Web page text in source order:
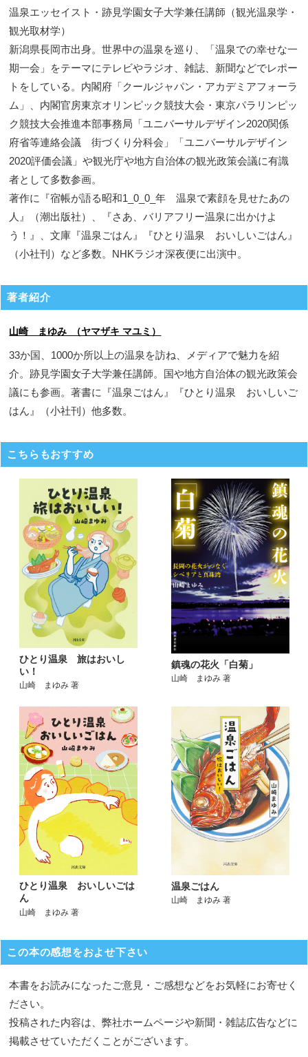
温泉エッセイスト・跡見学園女子大学兼任講師（観光温泉学・
観光取材学）
新潟県長岡市出身。世界中の温泉を巡り、「温泉での幸せな一
期一会」をテーマにテレビやラジオ、雑誌、新聞などでレポー
トをしている。内閣府「クールジャパン・アカデミアフォーラ
ム」、内閣官房東京オリンピック競技大会・東京パラリンピッ
ク競技大会推進本部事務局「ユニバーサルデザイン2020関係
府省等連絡会議 街づくり分科会」「ユニバーサルデザイン
2020評価会議」や観光庁や地方自治体の観光政策会議に有識
者として多数参画。
著作に『宿帳が語る昭和1_0_0_年 温泉で素顔を見せたあの
人』（潮出版社）、『さあ、バリアフリー温泉に出かけよ
う！』、文庫『温泉ごはん』『ひとり温泉 おいしいごはん』
（小社刊）など多数。NHKラジオ深夜便に出演中。
著者紹介
山崎 まゆみ （ヤマザキ マユミ）
33か国、1000か所以上の温泉を訪ね、メディアで魅力を紹
介。跡見学園女子大学兼任講師。国や地方自治体の観光政策会
議にも参画。著書に『温泉ごはん』『ひとり温泉 おいしいご
はん』（小社刊）他多数。
こちらもおすすめ
ひとり温泉 旅はおいし
い！
山崎 まゆみ 著
鎮魂の花火「白菊」
山崎 まゆみ 著
ひとり温泉 おいしいごは
ん
山崎 まゆみ 著
温泉ごはん
山崎 まゆみ 著
この本の感想をおよせ下さい
本書をお読みになったご意見・ご感想などをお気軽にお寄せく
ださい。
投稿された内容は、弊社ホームページや新聞・雑誌広告などに
掲載させていただくことがございます。